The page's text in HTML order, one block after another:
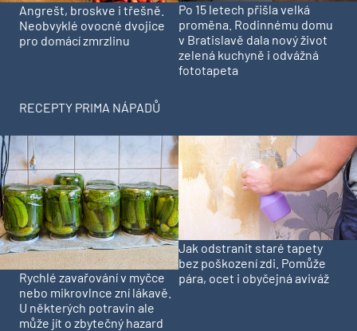
Angrešt, broskve i třešně.
Neobvyklé ovocné dvojice
pro domácí zmrzlinu
Po 15 letech přišla velká
proměna. Rodinnému domu
v Bratislavě dala nový život
zelená kuchyně i odvážná
fototapeta
RECEPTY PRIMA NÁPADŮ
Rychlé zavařování v myčce
nebo mikrovlnce zní lákavě.
U některých potravin ale
může jít o zbytečný hazard
Jak odstranit staré tapety
bez poškození zdi. Pomůže
pára, ocet i obyčejná aviváž